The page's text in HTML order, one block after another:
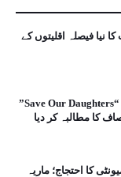
نیا فیصلہ اقلیتوں کے
اقوام متحدہ ہیڈکوارٹر کے سامنے “Save Our Daughters”
کا مطالبہ کر دیا
کا احتجاج؛ ماریہ